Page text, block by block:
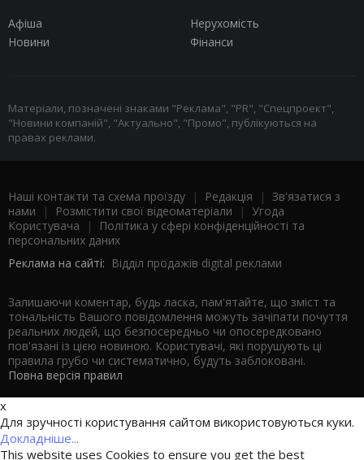
Афіша
Нерухомість
Новини
Фінанси
Матеріали, позначені знаками "Реклама", "PR", "Спецпроект",
"Новини компаній", "Актуально", "Промо", публікуються на
правах реклами.
Наші контакти та схема проїзду | Редакція | Зв'язатися з
нами | Розмістити свої відеоматеріали | Угода
Користувача |
Політика у сфері конфіденційності та
персональних даних
Реклама на сайті: Відділ продажів digital реклами
Залишаючи коментар, будь ласка, пам'ятайте, що зміст та
тональність Вашого повідомлення можуть зачіпати почуття
реальних людей, що безпосередньо чи опосередковано
пов'язані із цією новиною. Користувачі, які порушують ці
правила грубо чи систематично, будуть заблоковані.
Повна версія правил
x
Для зручності користування сайтом використовуються куки.
Докладніше...
This website uses Cookies to ensure you get the best